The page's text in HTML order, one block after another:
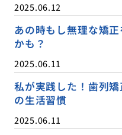
2025.06.12
あの時もし無理な矯
かも？
2025.06.11
私が実践した！歯列
の生活習慣
2025.06.11